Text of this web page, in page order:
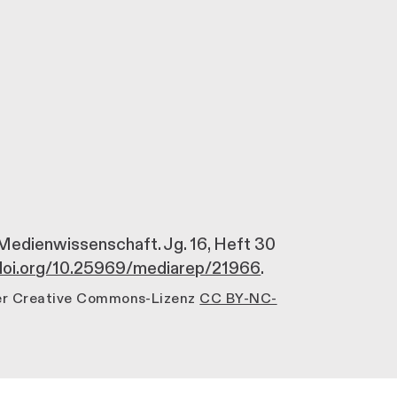
Jg. 16, Heft 30
10.25969/mediarep/21966.
Commons-Lizenz CC BY-NC-